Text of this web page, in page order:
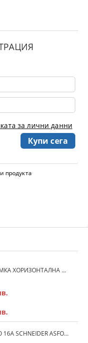
за лични данни
продукта
ЕДИНИЧНА РАМКА ХОРИЗОНТАЛНА SCHNEIDER ASFORA EPH5800171 - АНТРАЦИТ
КОНТАКТ ШУКО 16A SCHNEIDER ASFORA EPH2900171 - АНРАЦИТ